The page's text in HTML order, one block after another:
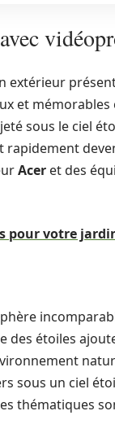
et mémorables
sous le ciel
rapidement
Acer et des
pour votre
des étoiles
sous un ciel
thématiques